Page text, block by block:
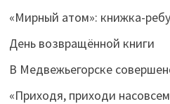
«Мирный атом»: книжка-
День возвращённой книги
В Медвежьегорске
«Приходя, приходи